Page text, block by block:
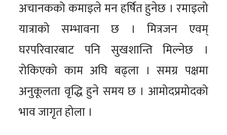
अचानकको कमाइले मन हर्षित हुनेछ । रमाइलो
यात्राको सम्भावना छ । मित्रजन एवम्
घरपरिवारबाट पनि सुखशान्ति मिल्नेछ ।
रोकिएको काम अघि बढ्ला । समग्र पक्षमा
अनुकूलता वृद्धि हुने समय छ । आमोदप्रमोदको
भाव जागृत होला ।